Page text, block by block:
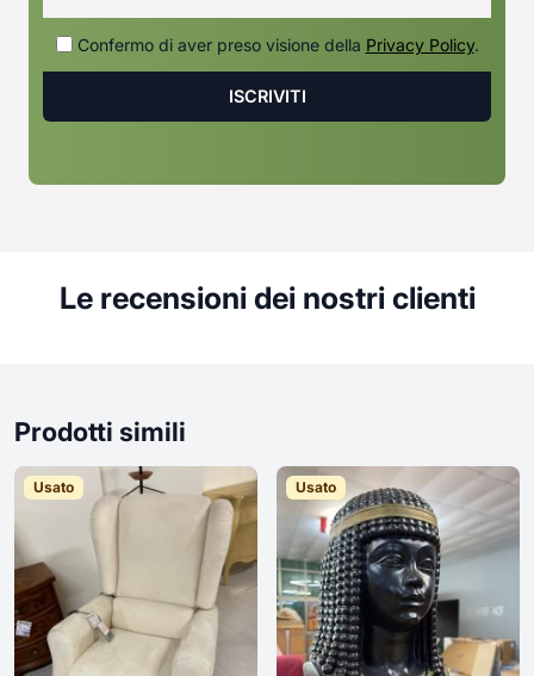
Confermo di aver preso visione della Privacy Policy.
Le recensioni dei nostri clienti
Prodotti simili
Usato Usato